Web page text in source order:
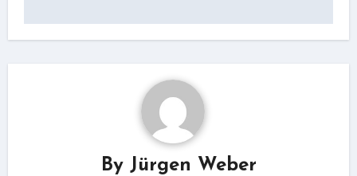
By Jürgen Weber